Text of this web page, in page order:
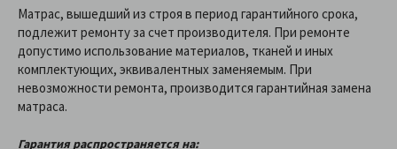
Матрас, вышедший из строя в период гарантийного срока,
подлежит ремонту за счет производителя. При ремонте
допустимо использование материалов, тканей и иных
комплектующих, эквивалентных заменяемым. При
невозможности ремонта, производится гарантийная замена
матраса.
Гарантия распространяется на: